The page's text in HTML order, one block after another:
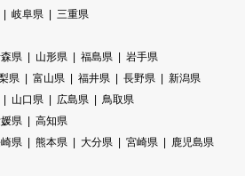
岐阜県
三重県
県 山形県 福島県
岩手県
県 富山県 福井県 長野県
新潟県
山口県 広島県
鳥取県
県
高知県
県 熊本県 大分県 宮崎県
鹿児島県